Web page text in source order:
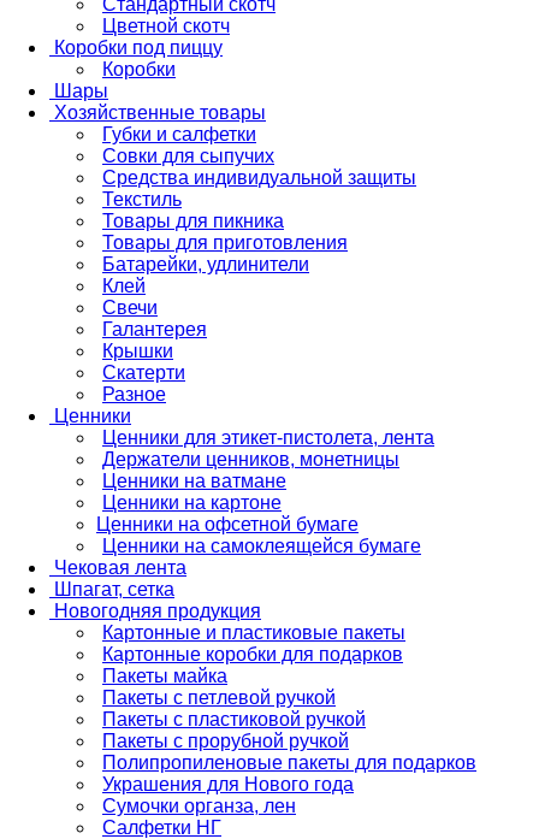
Цветной скотч
Коробки под пиццу
Коробки
Шары
Хозяйственные товары
Губки и салфетки
Совки для сыпучих
Средства индивидуальной защиты
Текстиль
Товары для пикника
Товары для приготовления
Батарейки, удлинители
Клей
Свечи
Галантерея
Крышки
Скатерти
Разное
Ценники
Ценники для этикет-пистолета, лента
Держатели ценников, монетницы
Ценники на ватмане
Ценники на картоне
Ценники на офсетной бумаге
Ценники на самоклеящейся бумаге
Чековая лента
Шпагат, сетка
Новогодняя продукция
Картонные и пластиковые пакеты
Картонные коробки для подарков
Пакеты майка
Пакеты с петлевой ручкой
Пакеты с пластиковой ручкой
Пакеты с прорубной ручкой
Полипропиленовые пакеты для подарков
Украшения для Нового года
Сумочки органза, лен
Салфетки НГ